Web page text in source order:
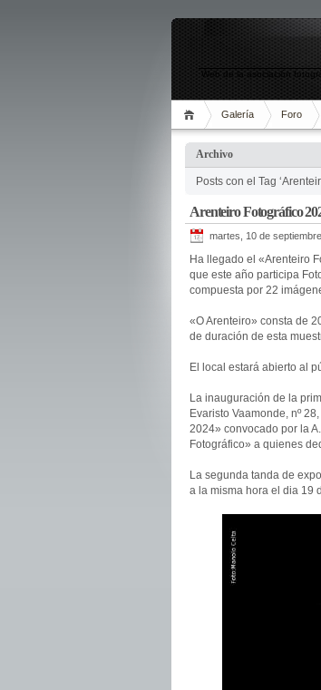
Web de la asociación
Galería Foro
Archivo
Posts con el Tag
Arenteiro Fotográfico
martes, 10 de
Ha llegado el «Arenteiro
que este año participa
compuesta por 22
«O Arenteiro» consta de
de duración de esta
El local estará abierto al
La inauguración de la
Evaristo Vaamonde, nº
2024» convocado por la
Fotográfico» a quienes
La segunda tanda de
a la misma hora el dia 19